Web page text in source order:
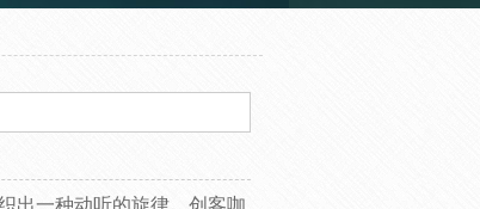
一种动听的旋律。创客咖